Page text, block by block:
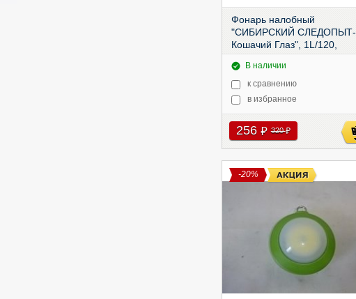
Фонарь налобный
"СИБИРСКИЙ СЛЕДОПЫТ-
Кошачий Глаз", 1L/120,
В наличии
к сравнению
в избранное
256 руб 320руб
-20%